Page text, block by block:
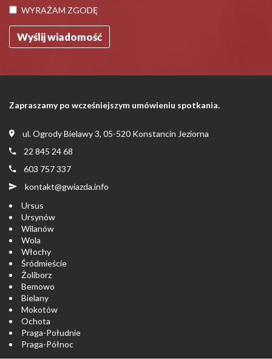
WYRAŻAM ZGODĘ
Zapraszamy po wcześniejszym umówieniu spotkania.
ul. Ogrody Bielawy 3, 05-520 Konstancin Jeziorna
22 845 24 68
603 757 337
kontakt@gwiazda.info
Ursus
Ursynów
Wilanów
Wola
Włochy
Śródmieście
Żoliborz
Bemowo
Bielany
Mokotów
Ochota
Praga-Południe
Praga-Północ